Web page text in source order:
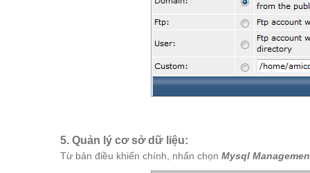
5. Quản lý cơ sở dữ liệu:
Từ bản điều khiển chính, nhấn chọn Mysql